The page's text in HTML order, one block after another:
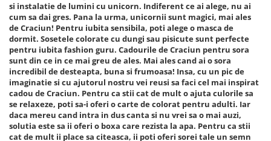
si instalatie de lumini cu unicorn. Indiferent ce ai alege, nu ai
cum sa dai gres. Pana la urma, unicornii sunt magici, mai ales
de Craciun! Pentru iubita sensibila, poti alege o masca de
dormit. Sosetele colorate cu dungi sau pisicute sunt perfecte
pentru iubita fashion guru. Cadourile de Craciun pentru sora
sunt din ce in ce mai greu de ales. Mai ales cand ai o sora
incredibil de desteapta, buna si frumoasa! Insa, cu un pic de
imaginatie si cu ajutorul nostru vei reusi sa faci cel mai inspirat
cadou de Craciun. Pentru ca stii cat de mult o ajuta culorile sa
se relaxeze, poti sa-i oferi o carte de colorat pentru adulti. Iar
daca mereu cand intra in dus canta si nu vrei sa o mai auzi,
solutia este sa ii oferi o boxa care rezista la apa. Pentru ca stii
cat de mult ii place sa citeasca, ii poti oferi sorei tale un semn